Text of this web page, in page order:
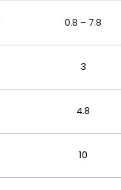
0.8 – 7.8
3
4.8
10